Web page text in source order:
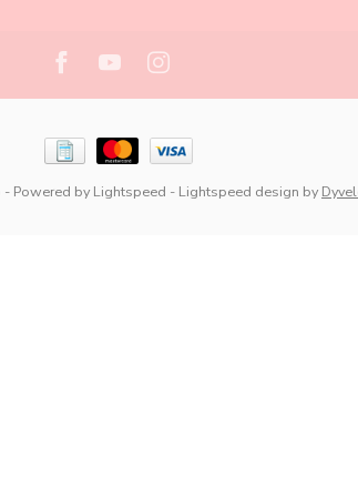
- Powered by Lightspeed - Lightspeed design by